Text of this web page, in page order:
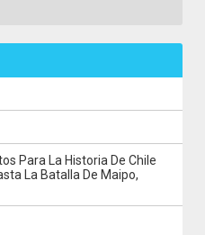
Para La Historia De Chile
La Batalla De Maipo,